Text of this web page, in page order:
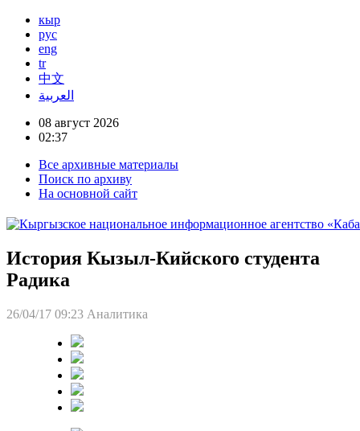
кыр
рус
eng
tr
中文
العربية
08 август 2026
02:37
Все архивные материалы
Поиск по архиву
На основной сайт
История Кызыл-Кийского студента
Радика
26/04/17 09:23 Аналитика